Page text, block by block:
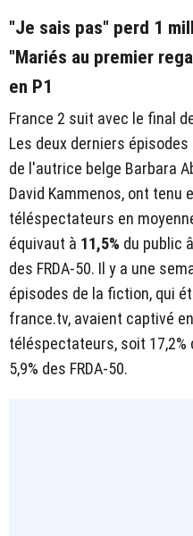
"Je sais pas" perd 1
"Mariés au premier
en P1
France 2 suit avec le final
Les deux derniers
de l'autrice belge Barbara
David Kammenos, ont tenu
téléspectateurs en
équivaut à 11,5% du public
des FRDA-50. Il y a une
épisodes de la fiction, qui
france.tv, avaient captivé
téléspectateurs, soit
5,9% des FRDA-50.